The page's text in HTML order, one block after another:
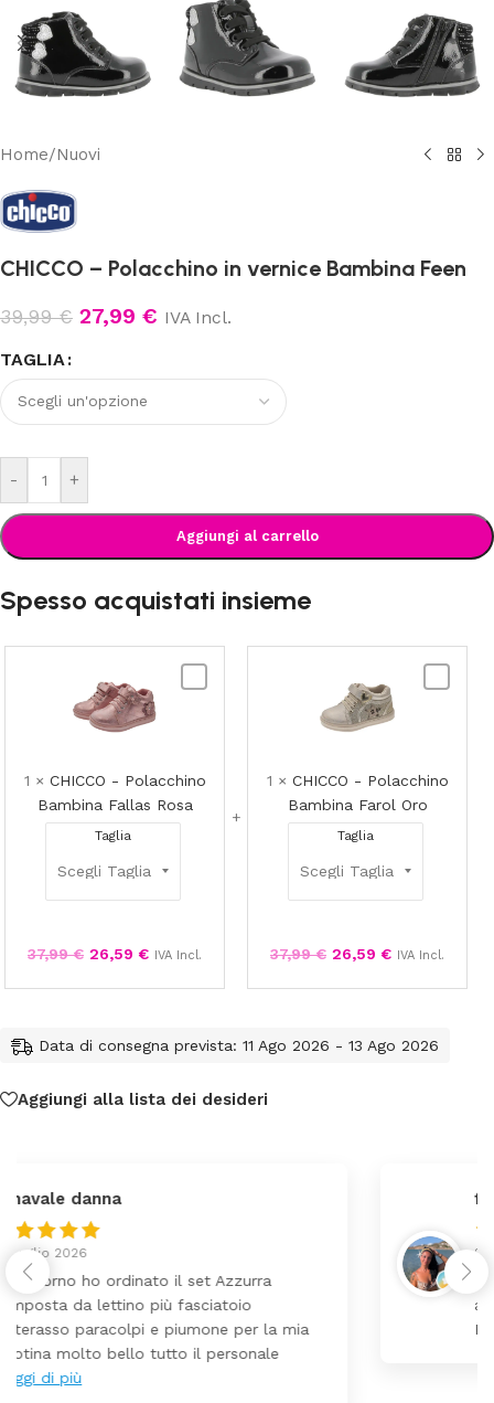
Home/Nuovi
CHICCO – Polacchino in vernice Bambina Feen
39,99€ 27,99 € IVA Incl.
TAGLIA
- +
Aggiungi al carrello
Spesso acquistati insieme
Fallas
1 × CHICCO - Polacchino
Bambina Fallas Rosa
Taglia
37,99€ 26,59 € IVA Incl.
Farol
1 × CHICCO - Polacchino
Bambina Farol Oro
Taglia
37,99€ 26,59 € IVA Incl.
Data di consegna prevista: 11 Ago 2026 - 13 Ago 2026
Aggiungi alla lista dei desideri
federica
Tutti perfetto! Ho ordinato un lettino che é
arrivato ben imballato dopo pochi giorni.
Prezzo ottimi rispetto la concorrenza